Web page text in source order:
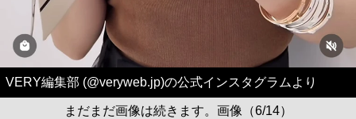
VERY編集部 (@veryweb.jp)の公式インスタグラムより
まだまだ画像は続きます。画像（6/14）